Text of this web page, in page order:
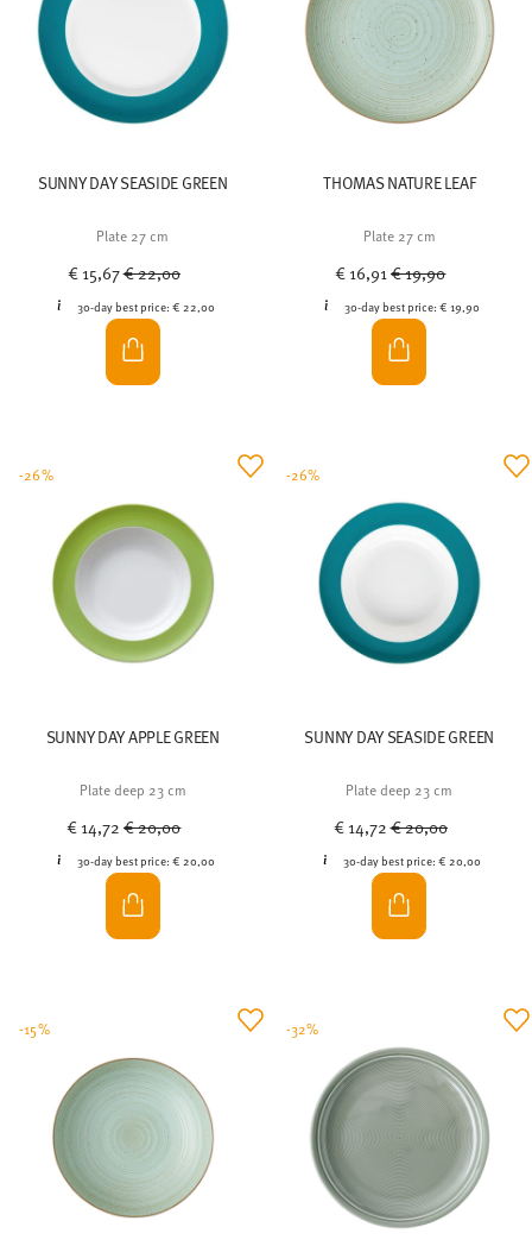
SUNNY DAY SEASIDE GREEN
Plate 27 cm
€ 15,67Price reduced from
€ 22,00
30-day best price: € 22,00
THOMAS NATURE LEAF
Plate 27 cm
€ 16,91Price reduced from
€ 19,90
30-day best price:€ 19,90
SUNNY DAY APPLE GREEN
Plate deep 23 cm
€ 14,72Price reduced from
€ 20,00
30-day best price: € 20,00
-26%
SUNNY DAY SEASIDE GREEN
Plate deep 23 cm
€ 14,72Price reduced from
€ 20,00
30-day best price:€ 20,00
-26%
-15% -32%